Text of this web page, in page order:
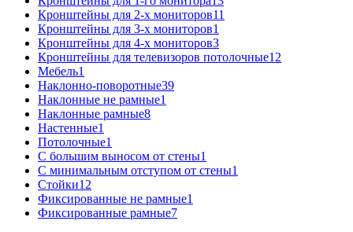
Кронштейны для 2-х мониторов11
Кронштейны для 3-х мониторов1
Кронштейны для 4-х мониторов3
Кронштейны для телевизоров потолочные12
Мебель1
Наклонно-поворотные39
Наклонные не рамные1
Наклонные рамные8
Настенные1
Потолочные1
С большим выносом от стены1
С минимальным отступом от стены1
Стойки12
Фиксированные не рамные1
Фиксированные рамные7